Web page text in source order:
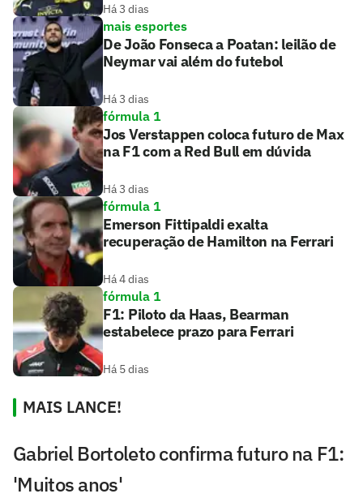
Há 3 dias
mais esportes
De João Fonseca a Poatan: leilão de
Neymar vai além do futebol
Há 3 dias
fórmula 1
Jos Verstappen coloca futuro de Max
na F1 com a Red Bull em dúvida
Há 3 dias
fórmula 1
Emerson Fittipaldi exalta
recuperação de Hamilton na Ferrari
Há 4 dias
fórmula 1
F1: Piloto da Haas, Bearman
estabelece prazo para Ferrari
Há 5 dias
MAIS LANCE!
Gabriel Bortoleto confirma futuro na F1:
'Muitos anos'